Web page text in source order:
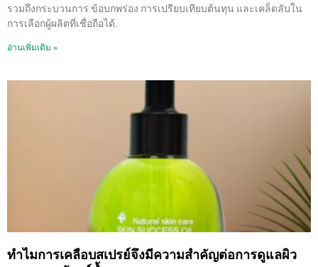
รวมถึงกระบวนการ ข้อบกพร่อง การเปรียบเทียบต้นทุน และเคล็ดลับใน
การเลือกผู้ผลิตที่เชื่อถือได้.
อ่านเพิ่มเติม »
ทำไมการเคลือบสเปรย์จึงมีความสำคัญต่อการดูแลผิว